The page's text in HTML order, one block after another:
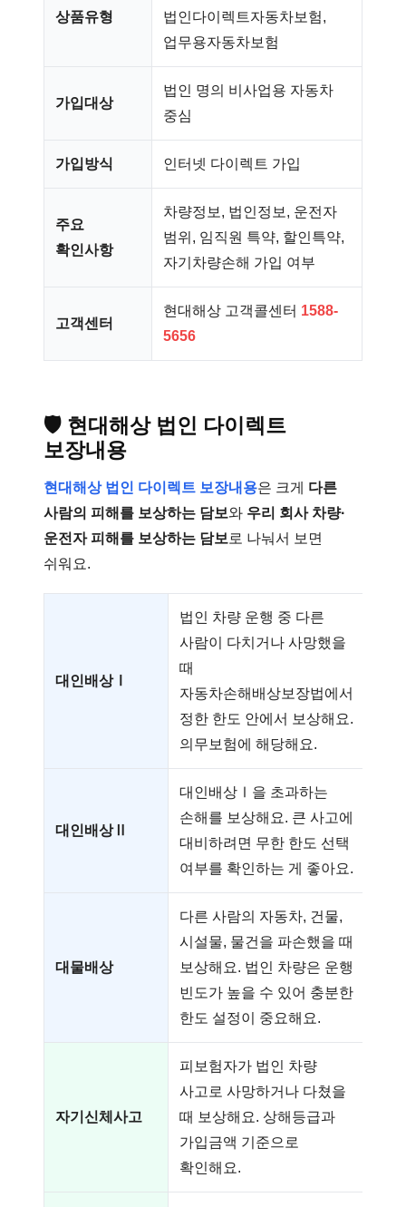
상품유형
법인다이렉트자동차보험,
업무용자동차보험
가입대상
법인 명의 비사업용 자동차
중심
가입방식 인터넷 다이렉트 가입
주요
확인사항
차량정보, 법인정보, 운전자
범위, 임직원 특약, 할인특약,
자기차량손해 가입 여부
고객센터
현대해상 고객콜센터 1588-
5656
🛡️ 현대해상 법인 다이렉트
보장내용
현대해상 법인 다이렉트 보장내용은 크게 다른
사람의 피해를 보상하는 담보와 우리 회사 차량·
운전자 피해를 보상하는 담보 로 나눠서 보면
쉬워요.
대인배상Ⅰ
법인 차량 운행 중 다른
사람이 다치거나 사망했을
때
자동차손해배상보장법에서
정한 한도 안에서 보상해요.
의무보험에 해당해요.
대인배상Ⅱ
대인배상Ⅰ을 초과하는
손해를 보상해요. 큰 사고에
대비하려면 무한 한도 선택
여부를 확인하는 게 좋아요.
대물배상
다른 사람의 자동차, 건물,
시설물, 물건을 파손했을 때
보상해요. 법인 차량은 운행
빈도가 높을 수 있어 충분한
한도 설정이 중요해요.
자기신체사고
피보험자가 법인 차량
사고로 사망하거나 다쳤을
때 보상해요. 상해등급과
가입금액 기준으로
확인해요.